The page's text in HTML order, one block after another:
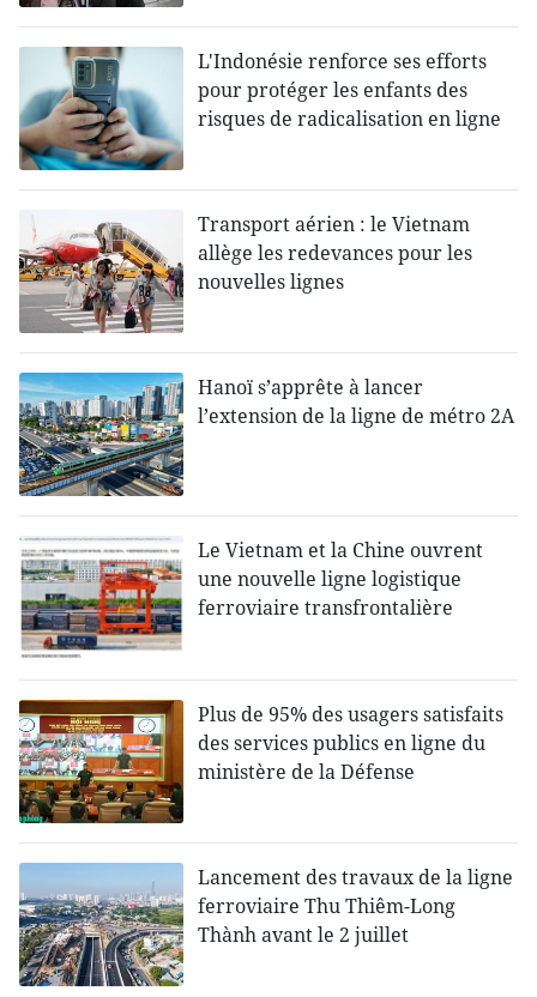
L'Indonésie renforce ses efforts
pour protéger les enfants des
risques de radicalisation en ligne
Transport aérien : le Vietnam
allège les redevances pour les
nouvelles lignes
Hanoï s’apprête à lancer
l’extension de la ligne de métro 2A
Le Vietnam et la Chine ouvrent
une nouvelle ligne logistique
ferroviaire transfrontalière
Plus de 95% des usagers satisfaits
des services publics en ligne du
ministère de la Défense
Lancement des travaux de la ligne
ferroviaire Thu Thiêm-Long
Thành avant le 2 juillet